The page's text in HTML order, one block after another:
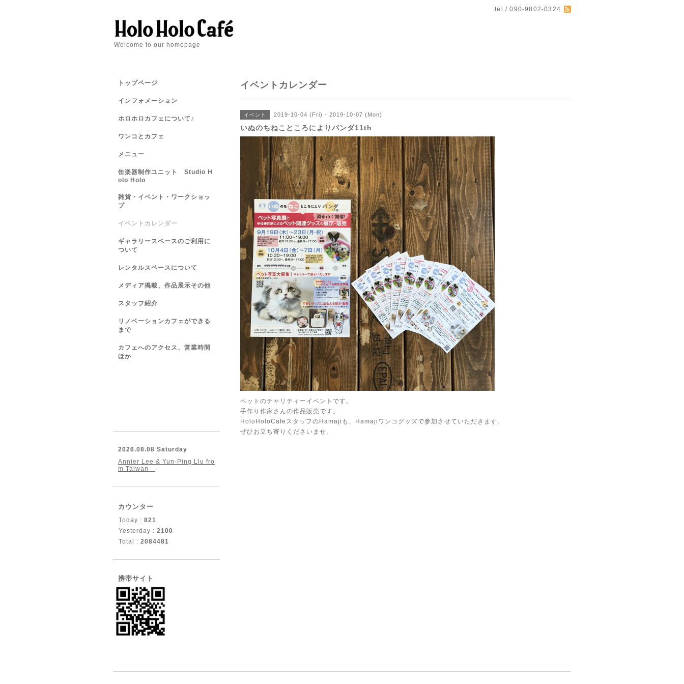
tel / 090-9802-0324
Welcome to our homepage
イベントカレンダー
イベント 2019-10-04 (Fri) - 2019-10-07 (Mon)
いぬのちねこところによりパンダ11th
ペットのチャリティーイベントです。
手作り作家さんの作品販売です。
HoloHoloCafeスタッフのHamajiも、Hamajiワンコグッズで参加させていただきます。
ぜひお立ち寄りくださいませ。
トップページ
インフォメーション
ホロホロカフェについて♪
ワンコとカフェ
メニュー
缶楽器制作ユニット Studio H
olo Holo
雑貨・イベント・ワークショッ
プ
イベントカレンダー
ギャラリースペースのご利用に
ついて
レンタルスペースについて
メディア掲載、作品展示その他
スタッフ紹介
リノベーションカフェができる
まで
カフェへのアクセス、営業時間
ほか
2026.08.08 Saturday
Annier Lee & Yun-Ping Liu fro
m Taiwan
カウンター
Today : 821
Yesterday : 2100
Total : 2084481
携帯サイト